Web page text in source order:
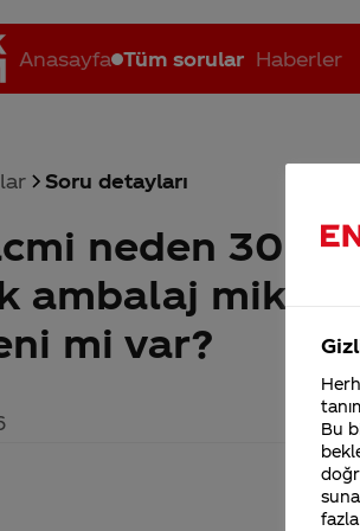
Anasayfa Tüm sorular Haberler
Coca cola İsrail malı mı Yani ...
Soru detayları
neden 30 ya
ambalaj miktarı
mi var?
Bu